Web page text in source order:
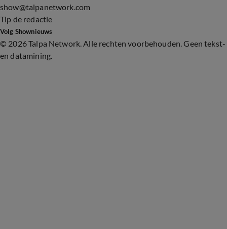
show@talpanetwork.com
Tip de redactie
Volg Shownieuws
© 2026 Talpa Network. Alle rechten voorbehouden. Geen tekst-
en datamining.